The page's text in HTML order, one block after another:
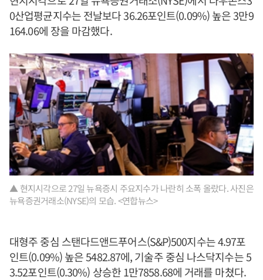
0산업평균지수는 전날보다 36.26포인트(0.09%) 높은 3만9
164.06에 장을 마감했다.
▲ 현지시각으로 27일 뉴욕증시 주요지수가 나란히 소폭 올랐다. 사진은
뉴욕증권거래소(NYSE)의 모습. <연합뉴스>
대형주 중심 스탠다드앤드푸어스(S&P)500지수는 4.97포
인트(0.09%) 높은 5482.87에, 기술주 중심 나스닥지수는 5
3.52포인트(0.30%) 상승한 1만7858.68에 거래를 마쳤다.